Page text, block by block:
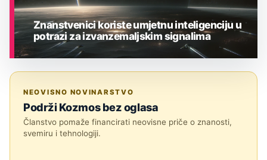
Znanstvenici koriste umjetnu inteligenciju u
potrazi za izvanzemaljskim signalima
NEOVISNO NOVINARSTVO
Podrži Kozmos bez oglasa
Članstvo pomaže financirati neovisne priče o znanosti,
svemiru i tehnologiji.